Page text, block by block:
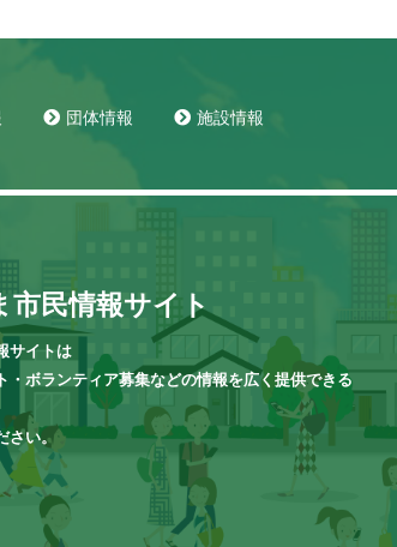
団体情報 施設情報
市民情報サイト
サイトは
・ボランティア募集などの情報を広く提供できる
さい。